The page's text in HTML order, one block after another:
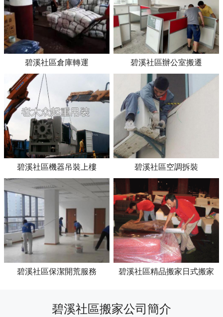
碧溪社區倉庫轉運 碧溪社區辦公室搬遷
碧溪社區機器吊裝上樓 碧溪社區空調拆裝
碧溪社區保潔開荒服務 碧溪社區精品搬家日式搬家
碧溪社區搬家公司簡介